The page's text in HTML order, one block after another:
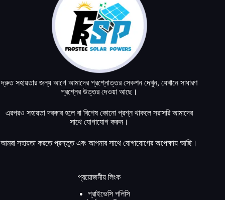
দ্রুত সহায়তার জন্য আগে আমাদের প্রশ্নোত্তর সেকশন দেখুন, যেখানে সাধারণ
প্রশ্নের উত্তর দেওয়া আছে।
এরপরও সহায়তা দরকার হলে বা বিশেষ কোনো প্রশ্ন থাকলে সরাসরি আমাদের
সাথে যোগাযোগ করুন।
আমরা সহায়তা করতে প্রস্তুত এবং আপনার সাথে যোগাযোগের অপেক্ষায় আছি।
প্রয়োজনীয় লিংক
প্রাইভেসি পলিসি